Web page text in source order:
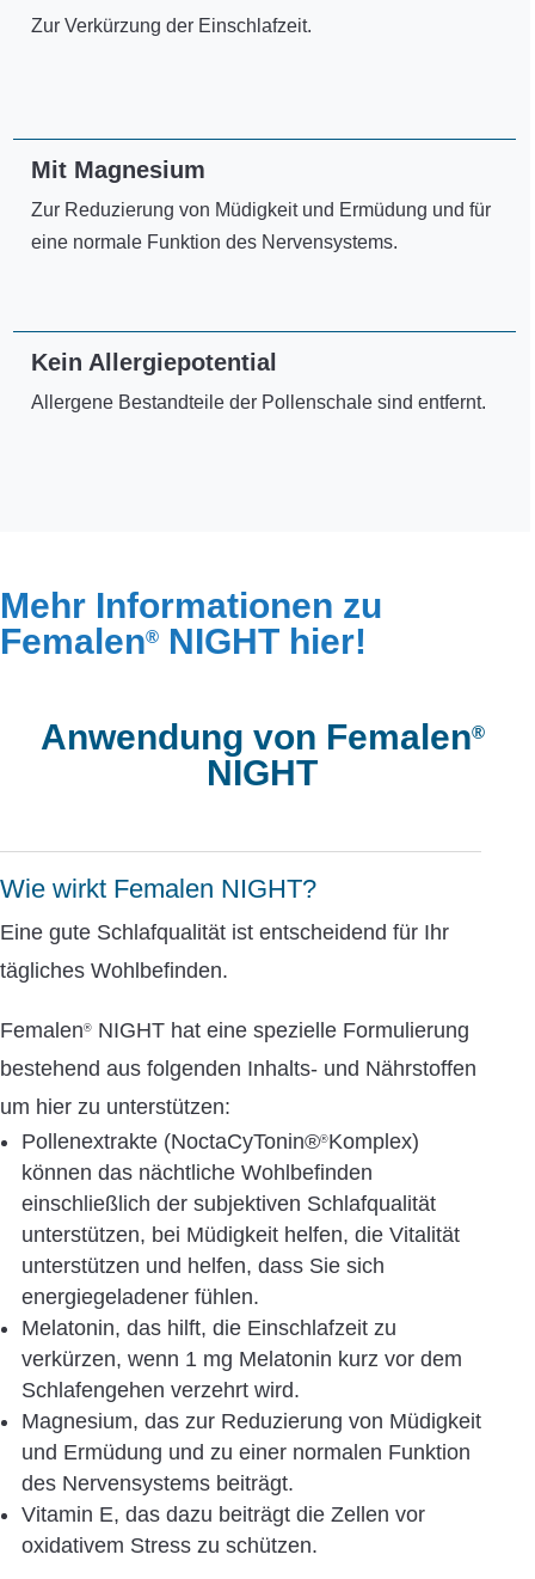
Zur Verkürzung der Einschlafzeit.
Mit Magnesium
Zur Reduzierung von Müdigkeit und Ermüdung und für
eine normale Funktion des Nervensystems.
Kein Allergiepotential
Allergene Bestandteile der Pollenschale sind entfernt.
Mehr Informationen zu
Femalen® NIGHT hier!
Anwendung von Femalen®
NIGHT
Wie wirkt Femalen NIGHT?
Eine gute Schlafqualität ist entscheidend für Ihr
tägliches Wohlbefinden.
Femalen® NIGHT hat eine spezielle Formulierung
bestehend aus folgenden Inhalts- und Nährstoffen
um hier zu unterstützen:
Pollenextrakte (NoctaCyTonin®®Komplex)
können das nächtliche Wohlbefinden
einschließlich der subjektiven Schlafqualität
unterstützen, bei Müdigkeit helfen, die Vitalität
unterstützen und helfen, dass Sie sich
energiegeladener fühlen.
Melatonin, das hilft, die Einschlafzeit zu
verkürzen, wenn 1 mg Melatonin kurz vor dem
Schlafengehen verzehrt wird.
Magnesium, das zur Reduzierung von Müdigkeit
und Ermüdung und zu einer normalen Funktion
des Nervensystems beiträgt.
Vitamin E, das dazu beiträgt die Zellen vor
oxidativem Stress zu schützen.